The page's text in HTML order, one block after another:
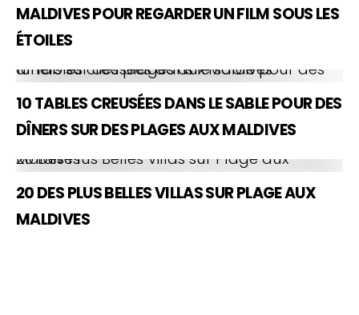
MALDIVES POUR REGARDER UN FILM SOUS LES
ÉTOILES
10 Tables creusées dans le sable pour des dîners sur des plages aux Maldives
10 TABLES CREUSÉES DANS LE SABLE POUR DES
DÎNERS SUR DES PLAGES AUX MALDIVES
20 Des Plus Belles Villas sur Plage aux Maldives
20 DES PLUS BELLES VILLAS SUR PLAGE AUX
MALDIVES